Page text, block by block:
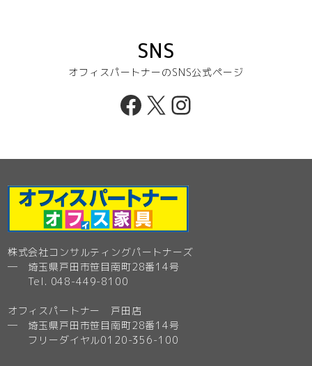
SNS
オフィスパートナーのSNS公式ページ
Facebook
X Instagram
株式会社コンサルティングパートナーズ
─ 埼玉県戸田市笹目南町28番14号
Tel. 048-449-8100
オフィスパートナー 戸田店
─ 埼玉県戸田市笹目南町28番14号
フリーダイヤル0120-356-100